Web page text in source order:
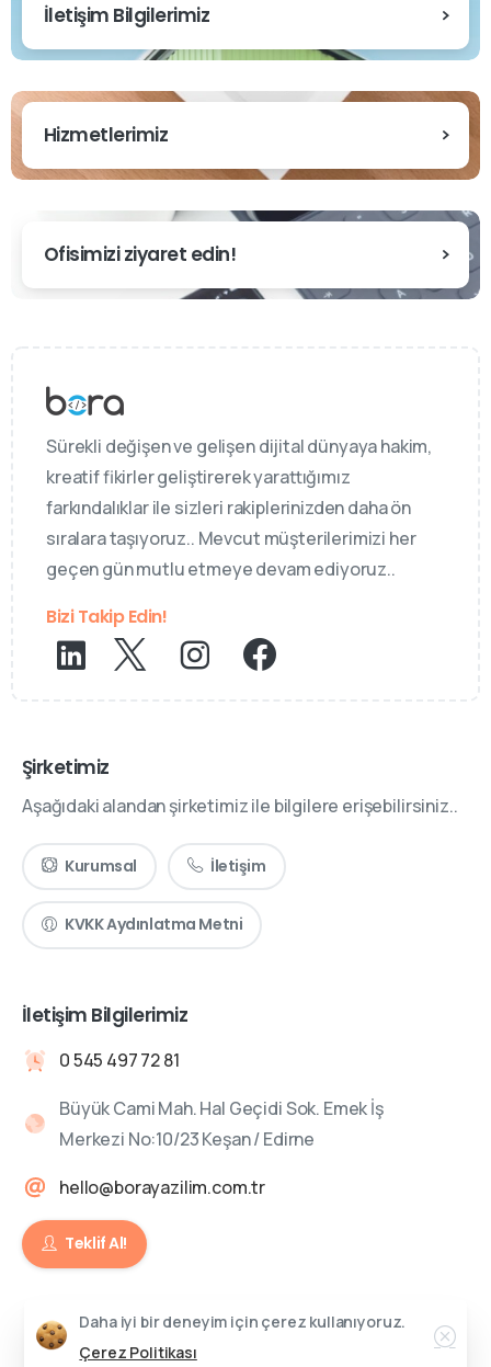
İletişim Bilgilerimiz
Hizmetlerimiz
Ofisimizi ziyaret edin!
Sürekli değişen ve gelişen dijital dünyaya hakim,
kreatif fikirler geliştirerek yarattığımız
farkındalıklar ile sizleri rakiplerinizden daha ön
sıralara taşıyoruz.. Mevcut müşterilerimizi her
geçen gün mutlu etmeye devam ediyoruz..
Bizi Takip Edin!
Şirketimiz
Aşağıdaki alandan şirketimiz ile bilgilere erişebilirsiniz..
Kurumsal İletişim
KVKK Aydınlatma Metni
İletişim Bilgilerimiz
0 545 497 72 81
Büyük Cami Mah. Hal Geçidi Sok. Emek İş
Merkezi No:10/23 Keşan / Edirne
hello@borayazilim.com.tr
Teklif Al!
Bora Yazılım2026 © All rights reserved
Daha iyi bir deneyim için çerez kullanıyoruz.
Çerez Politikası